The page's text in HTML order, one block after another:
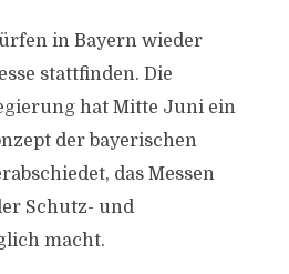
in Bayern wieder
stattfinden. Die
hat Mitte Juni ein
der bayerischen
das Messen
Schutz- und
macht.